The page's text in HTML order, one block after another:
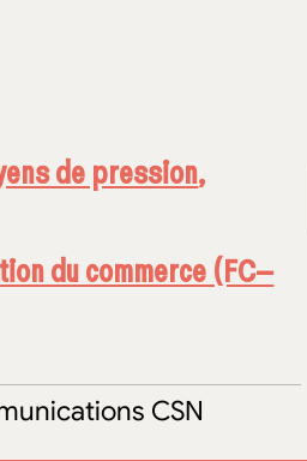
de pression,
du commerce (FC–
CSN